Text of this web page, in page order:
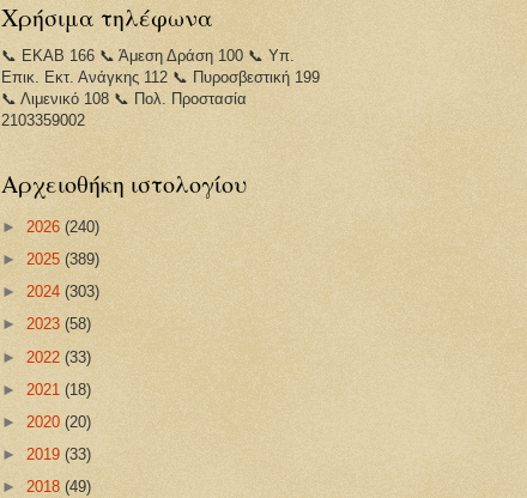
Χρήσιμα τηλέφωνα
📞 ΕΚΑΒ 166 📞 Άμεση Δράση 100 📞 Υπ.
Επικ. Εκτ. Ανάγκης 112 📞 Πυροσβεστική 199
📞 Λιμενικό 108 📞 Πολ. Προστασία
2103359002
Αρχειοθήκη ιστολογίου
► 2026 (240)
► 2025 (389)
► 2024 (303)
► 2023 (58)
► 2022 (33)
► 2021 (18)
► 2020 (20)
► 2019 (33)
► 2018 (49)